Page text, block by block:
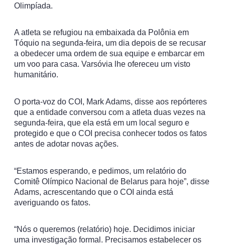
Olimpíada.
A atleta se refugiou na embaixada da Polônia em
Tóquio na segunda-feira, um dia depois de se recusar
a obedecer uma ordem de sua equipe e embarcar em
um voo para casa. Varsóvia lhe ofereceu um visto
humanitário.
O porta-voz do COI, Mark Adams, disse aos repórteres
que a entidade conversou com a atleta duas vezes na
segunda-feira, que ela está em um local seguro e
protegido e que o COI precisa conhecer todos os fatos
antes de adotar novas ações.
“Estamos esperando, e pedimos, um relatório do
Comitê Olímpico Nacional de Belarus para hoje”, disse
Adams, acrescentando que o COI ainda está
averiguando os fatos.
“Nós o queremos (relatório) hoje. Decidimos iniciar
uma investigação formal. Precisamos estabelecer os